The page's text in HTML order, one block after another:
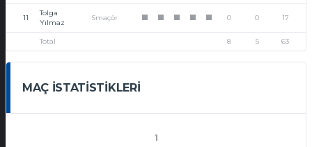
11
Tolga
Yılmaz
Smaçör 0 0 17
Total 8 5 63
MAÇ İSTATISTIKLERI
1